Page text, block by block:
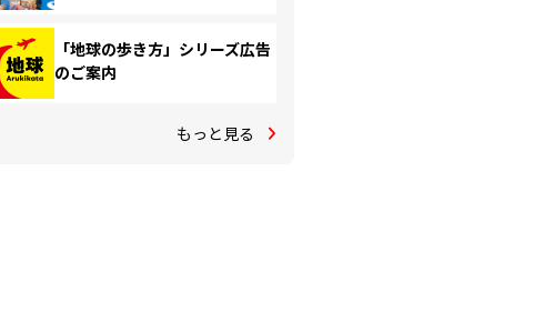
「地球の歩き方」シリーズ広告
のご案内
もっと見る